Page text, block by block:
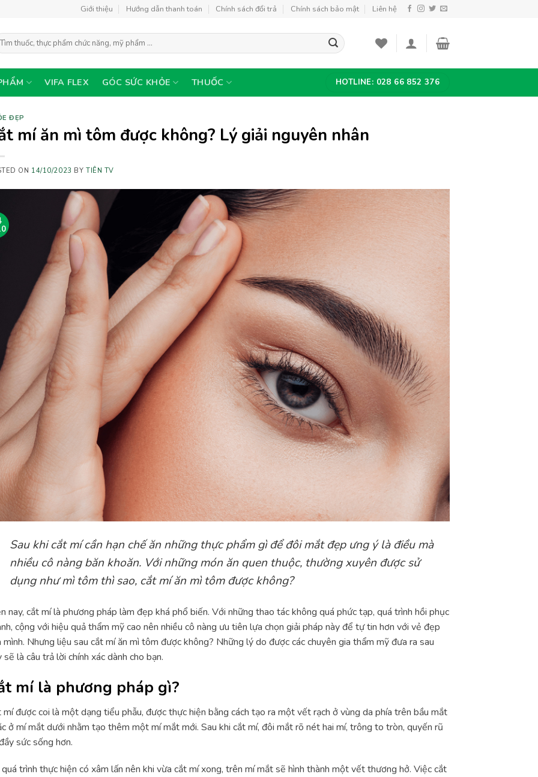
Giới thiệu Hướng dẫn thanh toán Chính sách đổi trả Chính sách bảo mật Liên hệ
VIFA FLEX GÓC SỨC KHỎE THUỐC HOTLINE: 028 66 852 376
ĐẸP
mí ăn mì tôm được không? Lý giải nguyên nhân
ON 14/10/2023 BY TIÊN TV
Sau khi cắt mí cần hạn chế ăn những thực phẩm gì để đôi mắt đẹp ưng ý là điều mà
nhiều cô nàng băn khoăn. Với những món ăn quen thuộc, thường xuyên được sử
dụng như mì tôm thì sao, cắt mí ăn mì tôm được không?
nay, cắt mí là phương pháp làm đẹp khá phổ biến. Với những thao tác không quá phức tạp, quá trình hồi phục
cộng với hiệu quả thẩm mỹ cao nên nhiều cô nàng ưu tiên lựa chọn giải pháp này để tự tin hơn với vẻ đẹp
mình. Nhưng liệu sau cắt mí ăn mì tôm được không? Những lý do được các chuyên gia thẩm mỹ đưa ra sau
sẽ là câu trả lời chính xác dành cho bạn.
mí là phương pháp gì?
mí được coi là một dạng tiểu phẫu, được thực hiện bằng cách tạo ra một vết rạch ở vùng da phía trên bầu mắt
ở mí mắt dưới nhằm tạo thêm một mí mắt mới. Sau khi cắt mí, đôi mắt rõ nét hai mí, trông to tròn, quyến rũ
sức sống hơn.
trình thực hiện có xâm lấn nên khi vừa cắt mí xong, trên mí mắt sẽ hình thành một vết thương hở. Việc cắt